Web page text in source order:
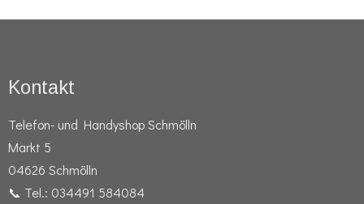
Kontakt
Telefon- und Handyshop Schmölln
Markt 5
04626 Schmölln
📞 Tel.: 034491 584084